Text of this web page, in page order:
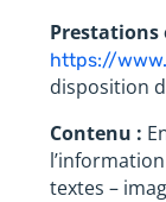
Prestations
https://
disposition
Contenu :
textes –